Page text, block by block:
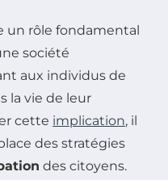
un rôle fondamental
société
aux individus de
la vie de leur
cette implication, il
des stratégies
des citoyens.